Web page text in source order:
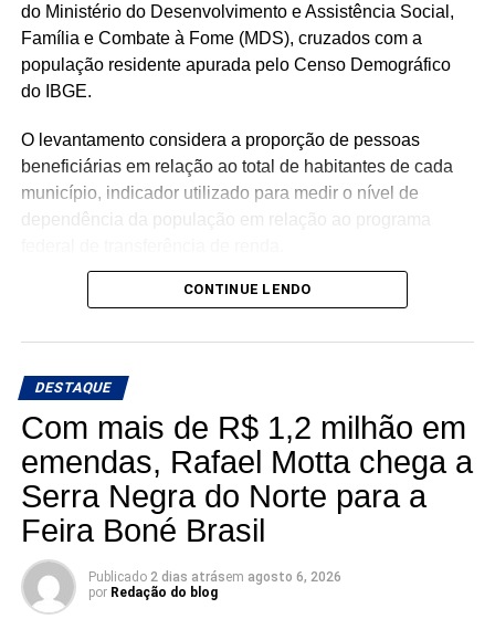
do Ministério do Desenvolvimento e Assistência Social,
Família e Combate à Fome (MDS), cruzados com a
população residente apurada pelo Censo Demográfico
do IBGE.
O levantamento considera a proporção de pessoas
beneficiárias em relação ao total de habitantes de cada
município, indicador utilizado para medir o nível de
dependência da população em relação ao programa
Com população de 4.558 habitantes, São José do Seridó
Família, o equivalente a 13,6% da população, o menor
percentual entre os municípios potiguares analisados.
Na sequência aparecem Ouro Branco (16,7%), Cruzeta
(18,5%), Parnamirim (20,1%), Jardim do Seridó (20,7%),
Acari (21,8%), Natal (22,3%), Carnaúba dos Dantas
(23,2%), Mossoró (25,7%) e Caicó (30,2%).
Seridó está associado à diversificação da economia local
e à geração de empregos formais. O município possui
CONTINUE LENDO
DESTAQUE
Com mais de R$ 1,2 milhão em
emendas, Rafael Motta chega a
Serra Negra do Norte para a
Feira Boné Brasil
Publicado 2 dias atrásem agosto 6, 2026
por Redação do blog